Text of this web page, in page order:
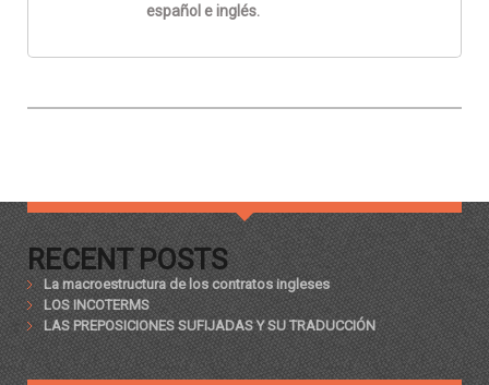
español e inglés.
RECENT POSTS
La macroestructura de los contratos ingleses
LOS INCOTERMS
LAS PREPOSICIONES SUFIJADAS Y SU TRADUCCIÓN